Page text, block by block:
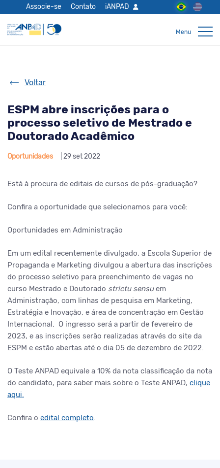
Associe-se Contato iANPAD
Voltar
ESPM abre inscrições para o
processo seletivo de Mestrado e
Doutorado Acadêmico
Oportunidades | 29 set 2022
Está à procura de editais de cursos de pós-graduação?
Confira a oportunidade que selecionamos para você:
Oportunidades em Administração
Em um edital recentemente divulgado, a Escola Superior de
Propaganda e Marketing divulgou a abertura das inscrições
do processo seletivo para preenchimento de vagas no
curso Mestrado e Doutorado strictu sensuem
Administração, com linhas de pesquisa em Marketing,
Estratégia e Inovação, e área de concentração em Gestão
Internacional. O ingresso será a partir de fevereiro de
2023, e as inscrições serão realizadas através do site da
ESPM e estão abertas até o dia 05 de dezembro de 2022.
O Teste ANPAD equivale a 10% da nota classificação da nota
do candidato, para saber mais sobre o Teste ANPAD, clique
aqui.
Confira o edital completo.